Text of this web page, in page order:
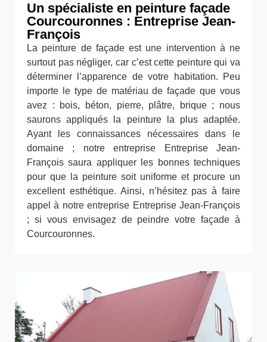
Un spécialiste en peinture façade
Courcouronnes : Entreprise Jean-
François
La peinture de façade est une intervention à ne
surtout pas négliger, car c’est cette peinture qui va
déterminer l’apparence de votre habitation. Peu
importe le type de matériau de façade que vous
avez : bois, béton, pierre, plâtre, brique ; nous
saurons appliqués la peinture la plus adaptée.
Ayant les connaissances nécessaires dans le
domaine ; notre entreprise Entreprise Jean-
François saura appliquer les bonnes techniques
pour que la peinture soit uniforme et procure un
excellent esthétique. Ainsi, n’hésitez pas à faire
appel à notre entreprise Entreprise Jean-François
; si vous envisagez de peindre votre façade à
Courcouronnes.